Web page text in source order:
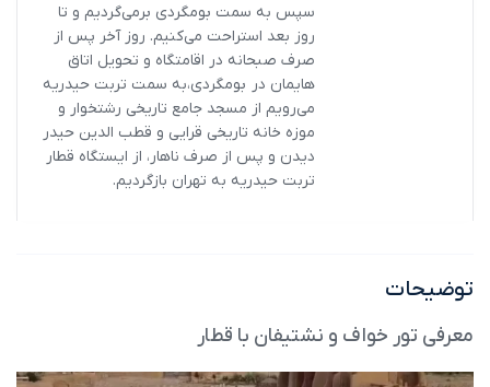
سپس به سمت بومگردی برمی‌گردیم و تا
روز بعد استراحت می‌کنیم. روز آخر پس از
صرف صبحانه در اقامتگاه و تحویل اتاق
هایمان در بومگردی،به سمت تربت حیدریه
می‌رویم از مسجد جامع تاریخی رشتخوار و
موزه خانه تاریخی قرایی و قطب الدین حیدر
دیدن و پس از صرف ناهار، از ایستگاه قطار
تربت حیدریه به تهران بازگردیم.
توضیحات
معرفی تور خواف و نشتیفان با قطار